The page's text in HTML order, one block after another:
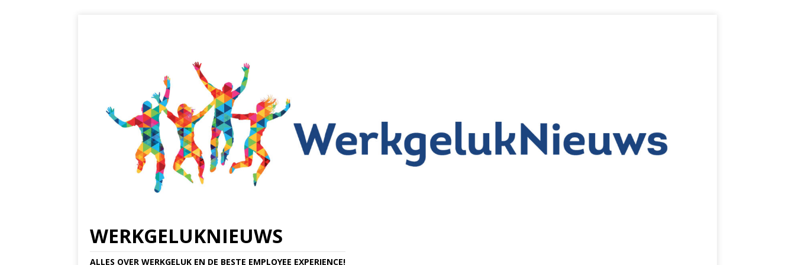
WERKGELUKNIEUWS
ALLES OVER WERKGELUK EN DE BESTE EMPLOYEE EXPERIENCE!